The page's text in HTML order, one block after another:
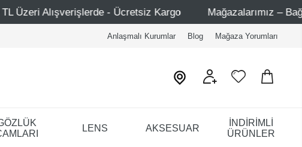
- Ücretsiz Kargo Mağazalarımız – Bağdat Caddesi 1 -
Anlaşmalı Kurumlar Blog Mağaza Yorumları
LENS AKSESUAR
İNDİRİMLİ
ÜRÜNLER